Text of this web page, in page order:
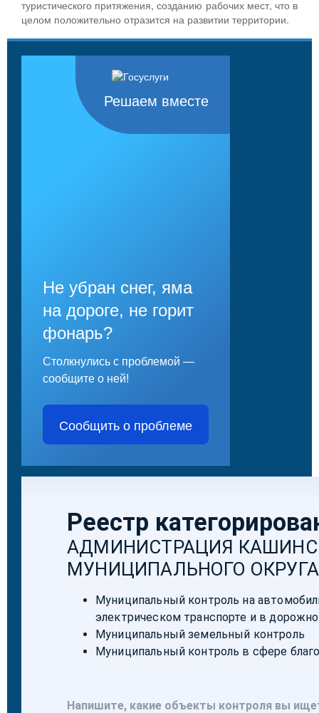
туристического притяжения, созданию рабочих мест, что в
целом положительно отразится на развитии территории.
Решаем вместе
Не убран снег, яма
на дороге, не горит
фонарь?
Столкнулись с проблемой —
сообщите о ней!
Сообщить о проблеме